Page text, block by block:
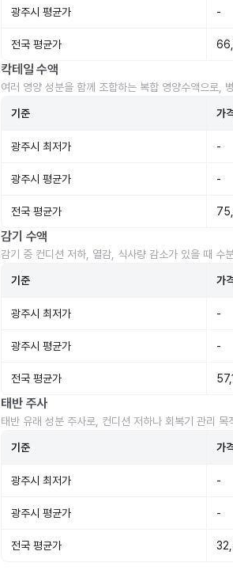
광주시 평균가 -
전국 평균가
칵테일 수액
여러 영양 성분을 함께 조합하는 복합 영양수액으로,
기준 가
광주시 최저가 -
광주시 평균가 -
전국 평균가
감기 수액
감기 중 컨디션 저하, 열감, 식사량 감소가 있을 때 수
기준 가
광주시 최저가 -
광주시 평균가 -
전국 평균가
태반 주사
태반 유래 성분 주사로, 컨디션 저하나 회복기 관리 목
기준 가
광주시 최저가 -
광주시 평균가 -
전국 평균가